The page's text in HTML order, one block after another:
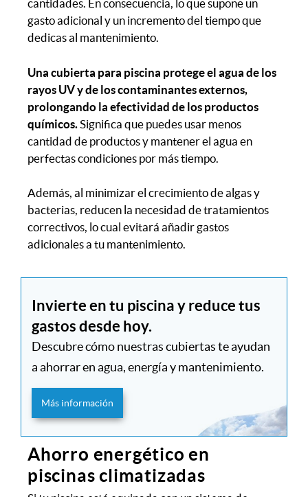
cantidades. En consecuencia, lo que supone un
gasto adicional y un incremento del tiempo que
dedicas al mantenimiento.
Una cubierta para piscina protege el agua de los
rayos UV y de los contaminantes externos,
prolongando la efectividad de los productos
químicos. Significa que puedes usar menos
cantidad de productos y mantener el agua en
perfectas condiciones por más tiempo.
Además, al minimizar el crecimiento de algas y
bacterias, reducen la necesidad de tratamientos
correctivos, lo cual evitará añadir gastos
adicionales a tu mantenimiento.
Invierte en tu piscina y reduce tus
gastos desde hoy.
Descubre cómo nuestras cubiertas te ayudan
a ahorrar en agua, energía y mantenimiento.
Más información
Ahorro energético en
piscinas climatizadas